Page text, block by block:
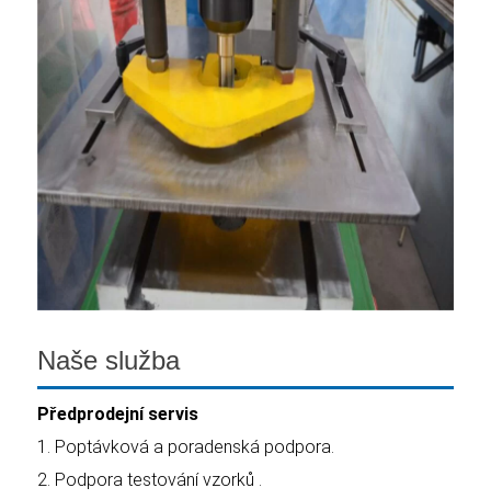
Naše služba
Předprodejní servis
1. Poptávková a poradenská podpora.
2. Podpora testování vzorků .